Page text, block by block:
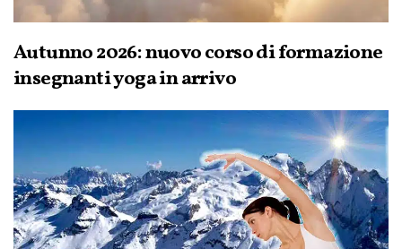
Autunno 2026: nuovo corso di formazione
insegnanti yoga in arrivo